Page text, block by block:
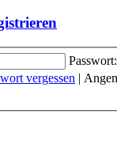
Passwort:
vergessen |